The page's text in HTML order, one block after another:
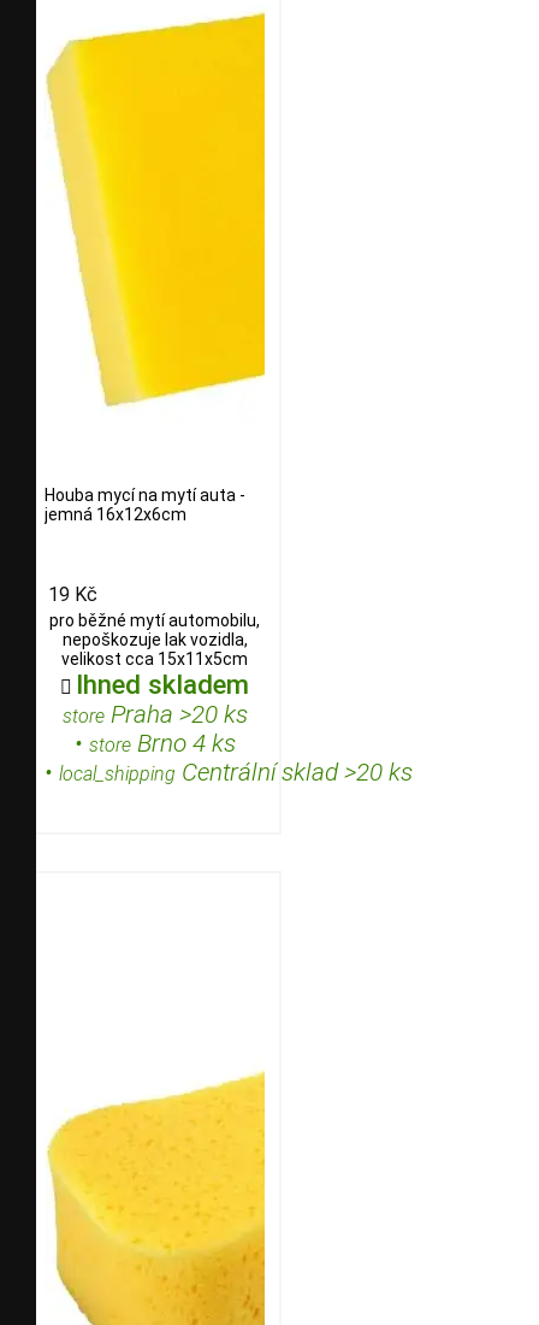
Houba mycí na mytí auta -
jemná 16x12x6cm
19 Kč
pro běžné mytí automobilu,
nepoškozuje lak vozidla,
velikost cca 15x11x5cm
 Ihned skladem
storePraha >20 ks
• storeBrno 4 ks
• local_shipping Centrální sklad >20 ks